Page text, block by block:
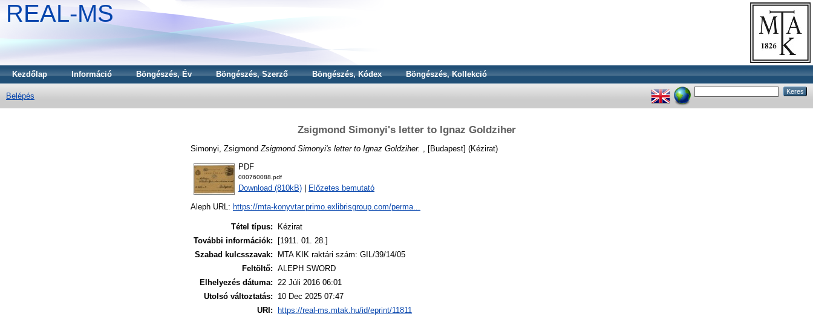
REAL-MS
Kezdőlap Információ Böngészés, Év Böngészés, Szerző Böngészés, Kódex Böngészés, Kollekció
Belépés
Zsigmond Simonyi's letter to Ignaz Goldziher
Simonyi, Zsigmond Zsigmond Simonyi's letter to Ignaz Goldziher. , [Budapest] (Kézirat)
PDF
000760088.pdf
Download (810kB) Előzetes bemutató
Aleph URL: https://mta-konyvtar.primo.exlibrisgroup.com/perma...
Tétel típus:
Kézirat
További információk:
[1911. 01. 28.]
Szabad kulcsszavak:
MTA KIK raktári szám: GIL/39/14/05
Feltöltő: ALEPH SWORD
Elhelyezés dátuma: 22 Júli 2016 06:01
Utolsó változtatás:
10 Dec 2025 07:47
URI:
https://real-ms.mtak.hu/id/eprint/11811